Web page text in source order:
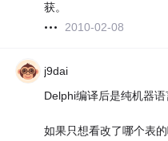
获。
2010-02-08
j9dai
Delphi编译后是纯机器
如果只想看改了哪个表